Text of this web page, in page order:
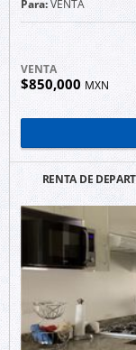
Para:VENTA
VENTA
$850,000 MXN
RENTA DE